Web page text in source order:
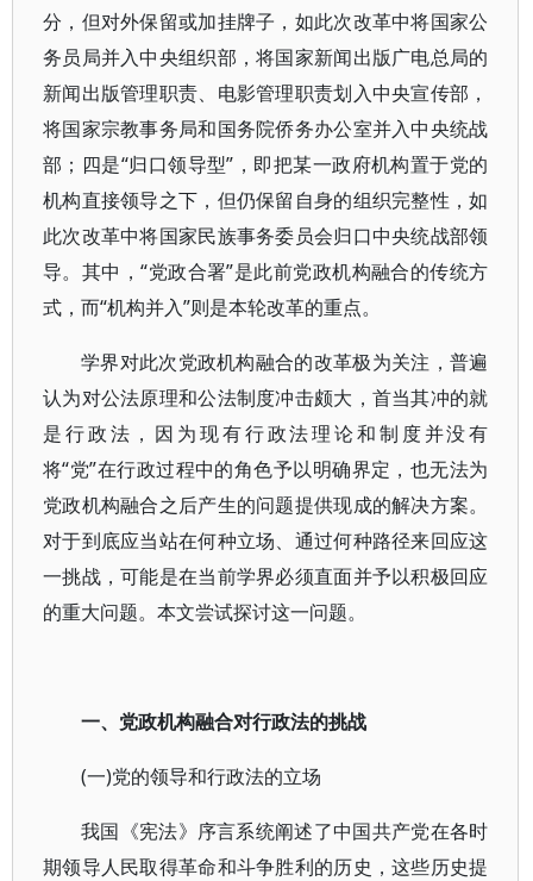
分，但对外保留或加挂牌子，如此次改革中将国家公
务员局并入中央组织部，将国家新闻出版广电总局的
新闻出版管理职责、电影管理职责划入中央宣传部，
将国家宗教事务局和国务院侨务办公室并入中央统战
部；四是“归口领导型”，即把某一政府机构置于党的
机构直接领导之下，但仍保留自身的组织完整性，如
此次改革中将国家民族事务委员会归口中央统战部领
导。其中，“党政合署”是此前党政机构融合的传统方
式，而“机构并入”则是本轮改革的重点。
学界对此次党政机构融合的改革极为关注，普遍
认为对公法原理和公法制度冲击颇大，首当其冲的就
是行政法，因为现有行政法理论和制度并没有
将“党”在行政过程中的角色予以明确界定，也无法为
党政机构融合之后产生的问题提供现成的解决方案。
对于到底应当站在何种立场、通过何种路径来回应这
一挑战，可能是在当前学界必须直面并予以积极回应
的重大问题。本文尝试探讨这一问题。
一、党政机构融合对行政法的挑战
(一)党的领导和行政法的立场
我国《宪法》序言系统阐述了中国共产党在各时
期领导人民取得革命和斗争胜利的历史，这些历史提